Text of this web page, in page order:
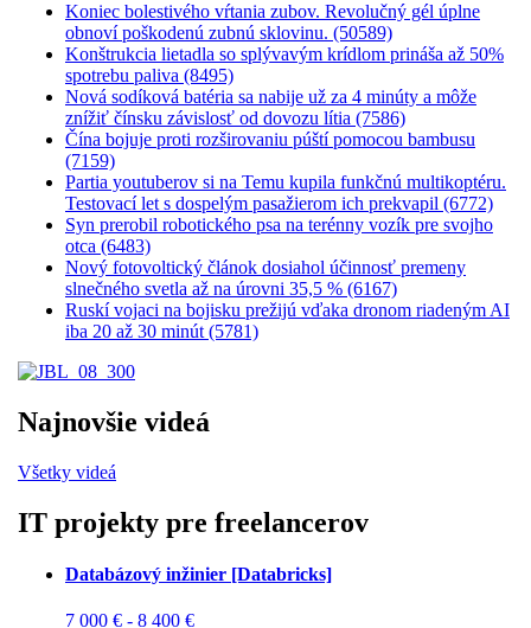
Koniec bolestivého vŕtania zubov. Revolučný gél úplne
obnoví poškodenú zubnú sklovinu. (50589)
Konštrukcia lietadla so splývavým krídlom prináša až 50%
spotrebu paliva (8495)
Nová sodíková batéria sa nabije už za 4 minúty a môže
znížiť čínsku závislosť od dovozu lítia (7586)
Čína bojuje proti rozširovaniu púští pomocou bambusu
(7159)
Partia youtuberov si na Temu kupila funkčnú multikoptéru.
Testovací let s dospelým pasažierom ich prekvapil (6772)
Syn prerobil robotického psa na terénny vozík pre svojho
otca (6483)
Nový fotovoltický článok dosiahol účinnosť premeny
slnečného svetla až na úrovni 35,5 % (6167)
Ruskí vojaci na bojisku prežijú vďaka dronom riadeným AI
iba 20 až 30 minút (5781)
Najnovšie videá
Všetky videá
IT projekty pre freelancerov
Databázový inžinier [Databricks]
7 000 € - 8 400 €